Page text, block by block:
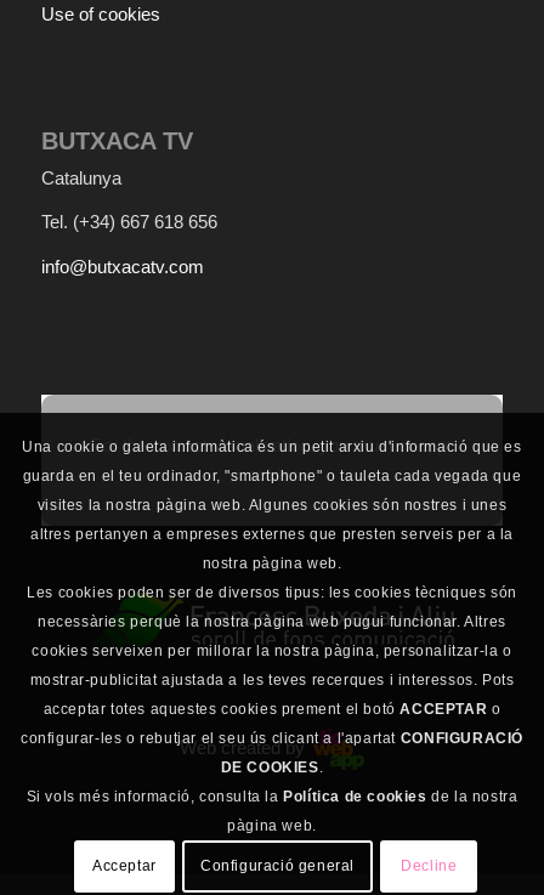
Use of cookies
BUTXACA TV
Catalunya
Tel. (+34) 667 618 656
info@butxacatv.com
For the correct visualization, you must accept
cookies.
Web created by
Una cookie o galeta informàtica és un petit arxiu d'informació que es
guarda en el teu ordinador, "smartphone" o tauleta cada vegada que
visites la nostra pàgina web. Algunes cookies són nostres i unes
altres pertanyen a empreses externes que presten serveis per a la
nostra pàgina web.
Les cookies poden ser de diversos tipus: les cookies tècniques són
necessàries perquè la nostra pàgina web pugui funcionar. Altres
cookies serveixen per millorar la nostra pàgina, personalitzar-la o
mostrar-publicitat ajustada a les teves recerques i interessos. Pots
acceptar totes aquestes cookies prement el botóACCEPTAR o
configurar-les o rebutjar el seu ús clicant a l'apartat CONFIGURACIÓ
DE COOKIES.
Si vols més informació, consulta la Política de cookies de la nostra
pàgina web.
Acceptar Configuració general Decline